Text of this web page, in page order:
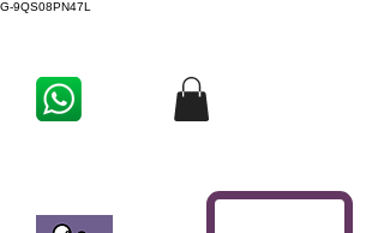
G-9QS08PN47L